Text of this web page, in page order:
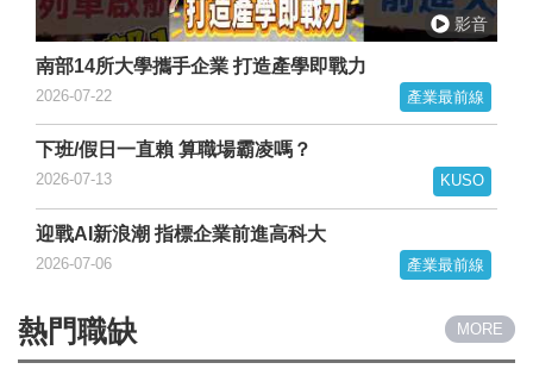
南部14所大學攜手企業 打造產學即戰力
2026-07-22 產業最前線
下班/假日一直賴 算職場霸凌嗎？
2026-07-13 KUSO
迎戰AI新浪潮 指標企業前進高科大
2026-07-06 產業最前線
熱門職缺 MORE